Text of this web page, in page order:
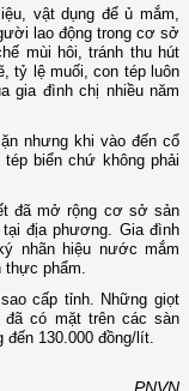
vật dụng để ủ mắm,
lao động trong cơ sở
mùi hôi, tránh thu hút
tỷ lệ muối, con tép luôn
gia đình chị nhiều năm
nhưng khi vào đến cổ
biển chứ không phải
đã mở rộng cơ sở sản
địa phương. Gia đình
nhãn hiệu nước mắm
thực phẩm.
cấp tỉnh. Những giọt
có mặt trên các sàn
130.000 đồng/lít.